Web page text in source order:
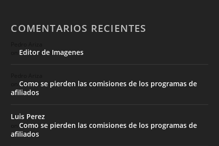
COMENTARIOS RECIENTES
Editor de Imagenes
onComo se pierden las comisiones de los programas de
afiliados
Luis Perez
onComo se pierden las comisiones de los programas de
afiliados